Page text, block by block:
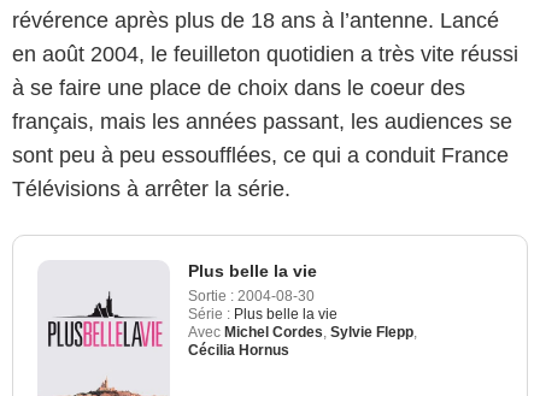
révérence après plus de 18 ans à l’antenne. Lancé
en août 2004, le feuilleton quotidien a très vite réussi
à se faire une place de choix dans le coeur des
français, mais les années passant, les audiences se
sont peu à peu essoufflées, ce qui a conduit France
Télévisions à arrêter la série.
Plus belle la vie
Sortie : 2004-08-30
Série : Plus belle la vie
Avec Michel Cordes Sylvie Flepp
Cécilia Hornus